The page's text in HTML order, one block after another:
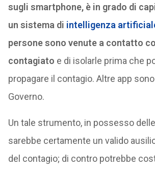
sugli smartphone, è in grado di
un sistema di intelligenza
persone sono venute a contatto
contagiato e di isolarle prima che
propagare il contagio. Altre app sono
Governo.
Un tale strumento, in possesso
sarebbe certamente un valido
del contagio; di contro potrebbe